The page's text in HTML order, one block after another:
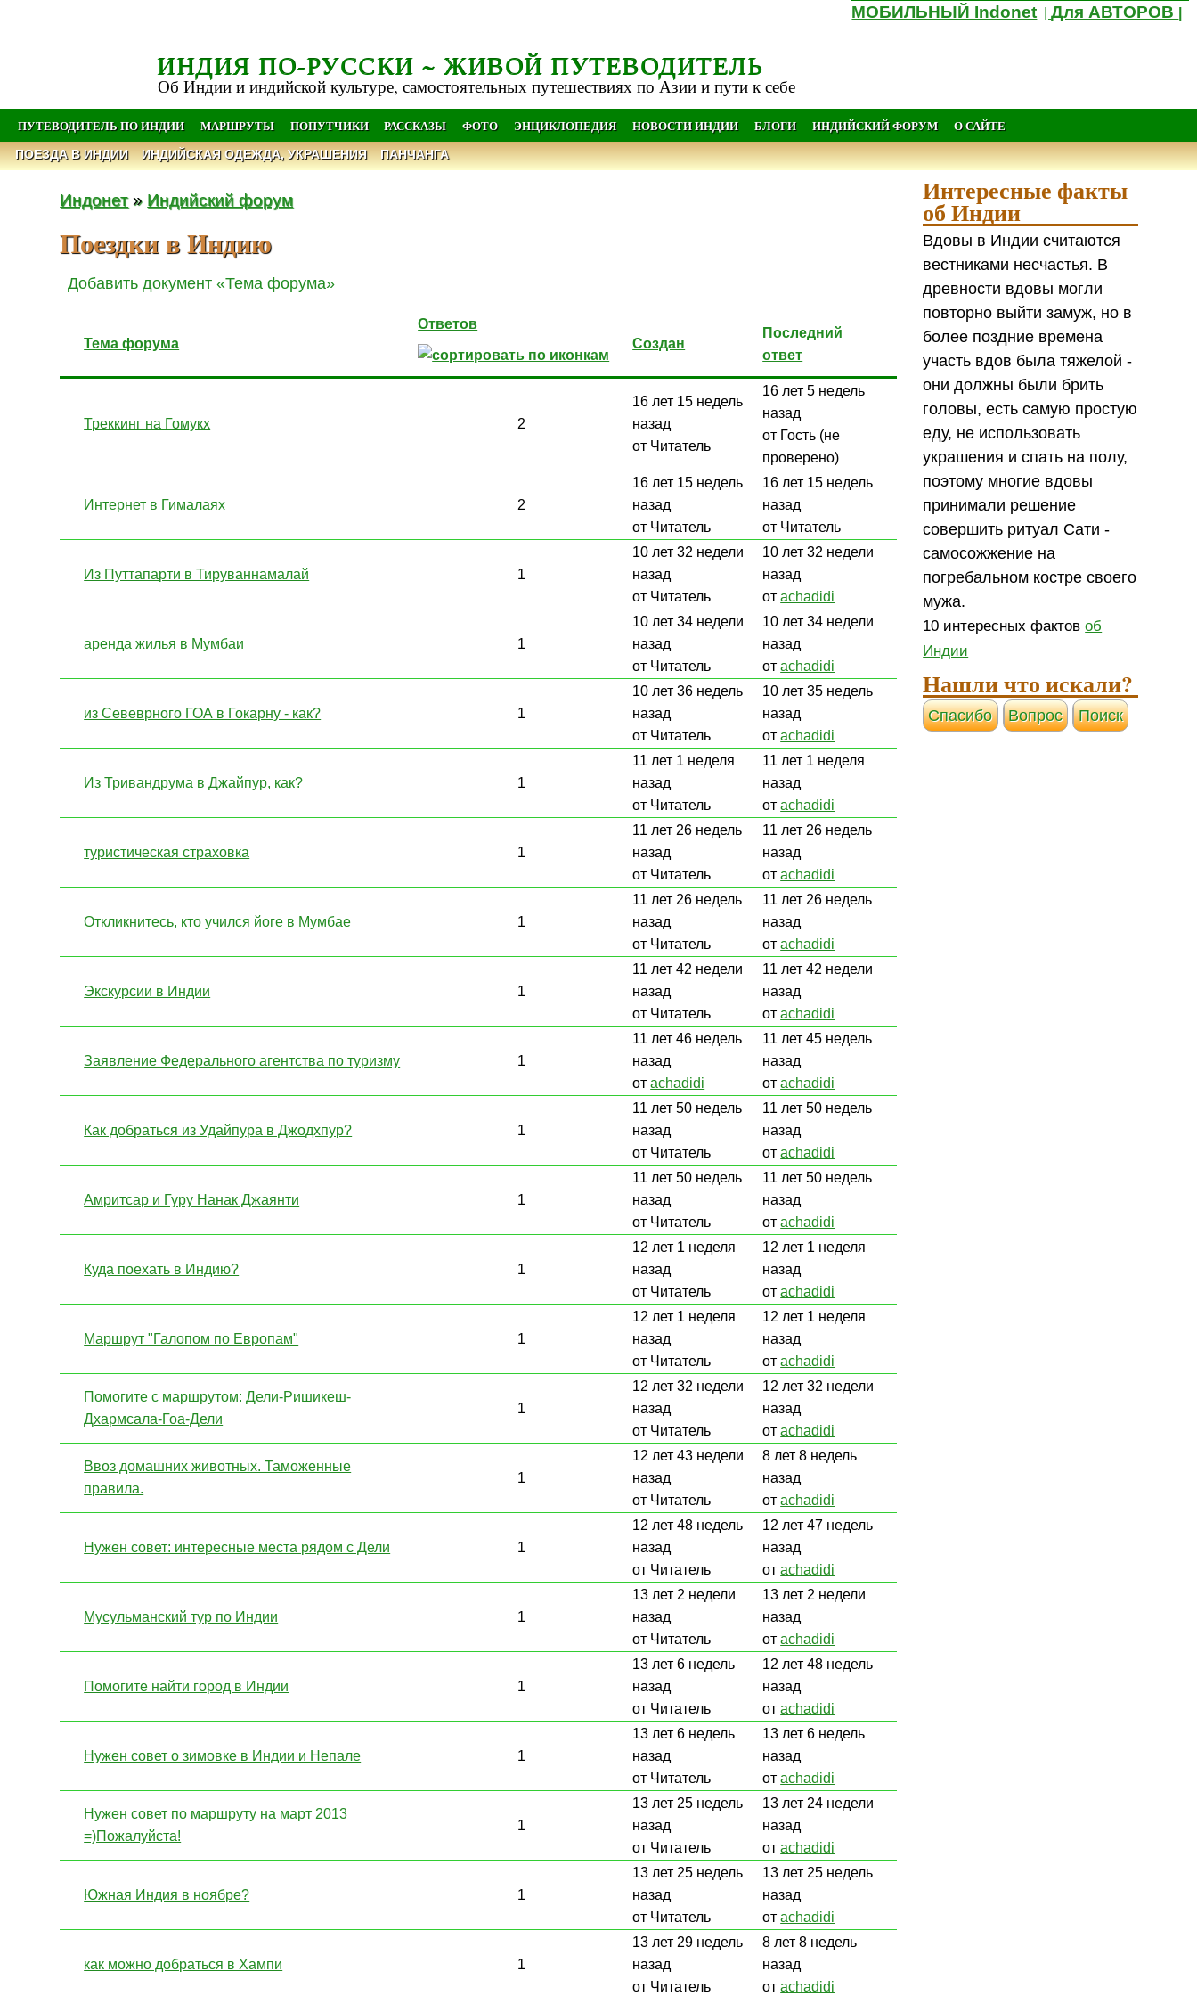
МОБИЛЬНЫЙ Indonet |Для АВТОРОВ
ИНДИЯ ПО-РУССКИ ~ ЖИВОЙ ПУТЕВОДИТЕЛЬ
Об Индии и индийской культуре, самостоятельных путешествиях по Азии и пути к себе
ПУТЕВОДИТЕЛЬ ПО ИНДИИ МАРШРУТЫ ПОПУТЧИКИ РАССКАЗЫ ФОТО ЭНЦИКЛОПЕДИЯ НОВОСТИ ИНДИИ БЛОГИ ИНДИЙСКИЙ ФОРУМ О САЙТЕ
ПОЕЗДА В ИНДИИ ИНДИЙСКАЯ ОДЕЖДА, УКРАШЕНИЯ ПАНЧАНГА
Индонет» Индийский форум
Поездки в Индию
Добавить документ «Тема форума»
Тема форума
Ответов
Создан
Последний
ответ
Треккинг на Гомукх 2
16 лет 15 недель
назад
от Читатель
16 лет 5 недель
назад
от Гость (не
проверено)
Интернет в Гималаях 2
16 лет 15 недель
назад
от Читатель
16 лет 15 недель
назад
от Читатель
Из Путтапарти в Тируваннамалай 1
10 лет 32 недели
назад
от Читатель
10 лет 32 недели
назад
отachadidi
аренда жилья в Мумбаи 1
10 лет 34 недели
назад
от Читатель
10 лет 34 недели
назад
отachadidi
из Севеврного ГОА в Гокарну - как? 1
10 лет 36 недель
назад
от Читатель
10 лет 35 недель
назад
отachadidi
Из Тривандрума в Джайпур, как? 1
11 лет 1 неделя
назад
от Читатель
11 лет 1 неделя
назад
отachadidi
туристическая страховка 1
11 лет 26 недель
назад
от Читатель
11 лет 26 недель
назад
отachadidi
Откликнитесь, кто учился йоге в Мумбае 1
11 лет 26 недель
назад
от Читатель
11 лет 26 недель
назад
отachadidi
Экскурсии в Индии 1
11 лет 42 недели
назад
от Читатель
11 лет 42 недели
назад
отachadidi
Заявление Федерального агентства по туризму 1
11 лет 46 недель
назад
отachadidi
11 лет 45 недель
назад
отachadidi
Как добраться из Удайпура в Джодхпур? 1
11 лет 50 недель
назад
от Читатель
11 лет 50 недель
назад
отachadidi
Амритсар и Гуру Нанак Джаянти 1
11 лет 50 недель
назад
от Читатель
11 лет 50 недель
назад
отachadidi
Куда поехать в Индию? 1
12 лет 1 неделя
назад
от Читатель
12 лет 1 неделя
назад
отachadidi
Маршрут "Галопом по Европам" 1
12 лет 1 неделя
назад
от Читатель
12 лет 1 неделя
назад
отachadidi
Помогите с маршрутом: Дели-Ришикеш-
Дхармсала-Гоа-Дели
1
12 лет 32 недели
назад
от Читатель
12 лет 32 недели
назад
отachadidi
Ввоз домашних животных. Таможенные
правила.
1
12 лет 43 недели
назад
от Читатель
8 лет 8 недель
назад
отachadidi
Нужен совет: интересные места рядом с Дели 1
12 лет 48 недель
назад
от Читатель
12 лет 47 недель
назад
отachadidi
Мусульманский тур по Индии 1
13 лет 2 недели
назад
от Читатель
13 лет 2 недели
назад
отachadidi
Помогите найти город в Индии 1
13 лет 6 недель
назад
от Читатель
12 лет 48 недель
назад
отachadidi
Нужен совет о зимовке в Индии и Непале 1
13 лет 6 недель
назад
от Читатель
13 лет 6 недель
назад
отachadidi
Нужен совет по маршруту на март 2013
=)Пожалуйста!
1
13 лет 25 недель
назад
от Читатель
13 лет 24 недели
назад
отachadidi
Южная Индия в ноябре? 1
13 лет 25 недель
назад
от Читатель
13 лет 25 недель
назад
отachadidi
как можно добраться в Хампи 1
13 лет 29 недель
назад
от Читатель
8 лет 8 недель
назад
отachadidi
Интересные факты
об Индии
Вдовы в Индии считаются
вестниками несчастья. В
древности вдовы могли
повторно выйти замуж, но в
более поздние времена
участь вдов была тяжелой -
они должны были брить
головы, есть самую простую
еду, не использовать
украшения и спать на полу,
поэтому многие вдовы
принимали решение
совершить ритуал Сати -
самосожжение на
погребальном костре своего
мужа.
10 интересных фактовоб
Индии
Нашли что искали?
Cпасибо Вопрос Поиск